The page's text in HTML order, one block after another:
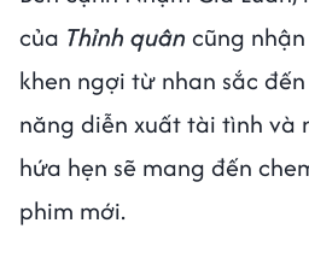
của Thỉnh quân cũng
khen ngợi từ nhan sắc
năng diễn xuất tài tình và
hứa hẹn sẽ mang đến
phim mới.